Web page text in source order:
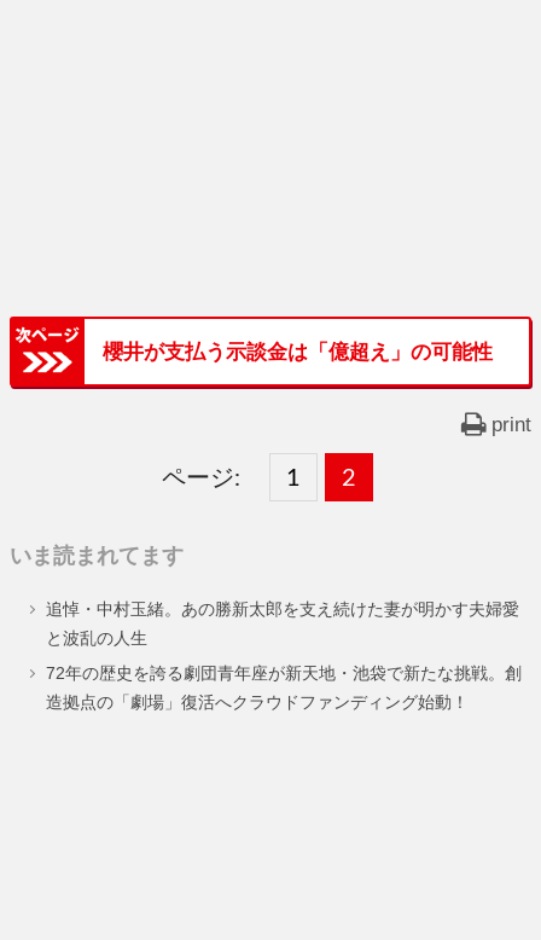
櫻井が支払う示談金は「億超え」の可能性
print
ページ:
固
ー
ジ
1 ,
固
ー
ジ
2
いま読まれてます
追悼・中村玉緒。あの勝新太郎を支え続けた妻が明かす夫婦愛
と波乱の人生
72年の歴史を誇る劇団青年座が新天地・池袋で新たな挑戦。創
造拠点の「劇場」復活へクラウドファンディング始動！